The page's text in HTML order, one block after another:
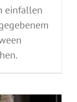
einfallen